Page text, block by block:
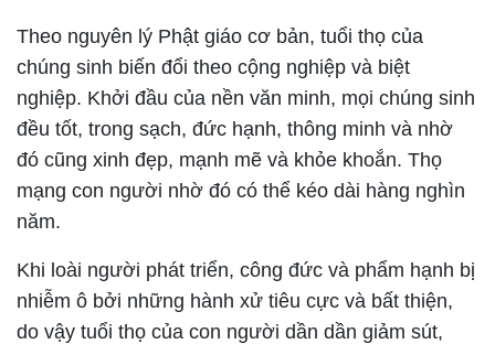
Theo nguyên lý Phật giáo cơ bản, tuổi thọ của
chúng sinh biến đổi theo cộng nghiệp và biệt
nghiệp. Khởi đầu của nền văn minh, mọi chúng sinh
đều tốt, trong sạch, đức hạnh, thông minh và nhờ
đó cũng xinh đẹp, mạnh mẽ và khỏe khoắn. Thọ
mạng con người nhờ đó có thể kéo dài hàng nghìn
năm.
Khi loài người phát triển, công đức và phẩm hạnh bị
nhiễm ô bởi những hành xử tiêu cực và bất thiện,
do vậy tuổi thọ của con người dần dần giảm sút,